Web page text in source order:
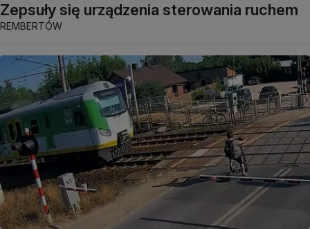
Zepsuły się urządzenia sterowania ruchem
REMBERTÓW